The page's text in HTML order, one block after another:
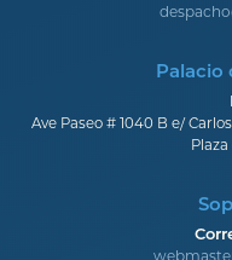
Palacio
Ave Paseo # 1040 B e/